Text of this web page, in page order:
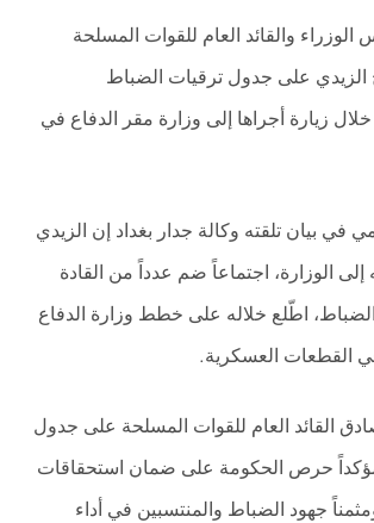
والقائد العام للقوات المسلحة
الزيدي على جدول ترقيات الضباط
زيارة أجراها إلى وزارة مقر الدفاع في
في بيان تلقته وكالة جدار بغداد إن الزيدي
الوزارة، اجتماعاً ضم عدداً من القادة
الضباط، اطّلع خلاله على خطط وزارة الدفاع
القطعات العسكرية.
القائد العام للقوات المسلحة على جدول
حرص الحكومة على ضمان استحقاقات
جهود الضباط والمنتسبين في أداء